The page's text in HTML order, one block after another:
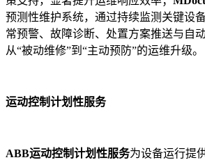
预测性维护系统，通过持续监测关键设
常预警、故障诊断、处置方案推送与自
从“被动维修”到“主动预防”的运维升级。
运动控制计划性服务
ABB运动控制计划性服务为设备运行提